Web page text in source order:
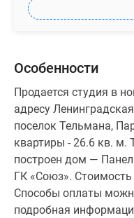
Особенности
Продается студия в
адресу
поселок Тельмана,
квартиры - 26.6 кв. м.
построен дом —
ГК «Союз».
Способы оплаты
подробная